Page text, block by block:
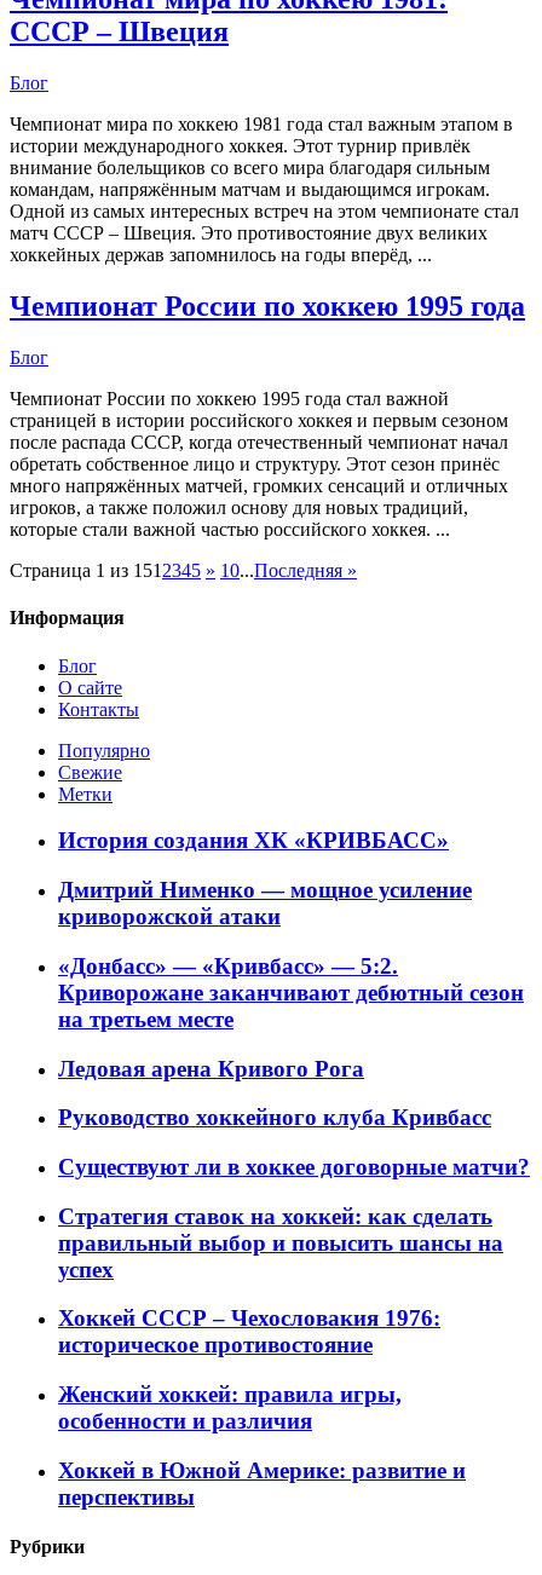
СССР – Швеция
Блог
Чемпионат мира по хоккею 1981 года стал важным этапом в
истории международного хоккея. Этот турнир привлёк
внимание болельщиков со всего мира благодаря сильным
командам, напряжённым матчам и выдающимся игрокам.
Одной из самых интересных встреч на этом чемпионате стал
матч СССР – Швеция. Это противостояние двух великих
хоккейных держав запомнилось на годы вперёд, ...
Чемпионат России по хоккею 1995 года
Блог
Чемпионат России по хоккею 1995 года стал важной
страницей в истории российского хоккея и первым сезоном
после распада СССР, когда отечественный чемпионат начал
обретать собственное лицо и структуру. Этот сезон принёс
много напряжённых матчей, громких сенсаций и отличных
игроков, а также положил основу для новых традиций,
которые стали важной частью российского хоккея. ...
Страница 1 из 151 2345 » 10...Последняя »
Информация
Блог
О сайте
Контакты
Популярно
Свежие
Метки
История создания ХК «КРИВБАСС»
Дмитрий Нименко — мощное усиление
криворожской атаки
«Донбасс» — «Кривбасс» — 5:2.
Криворожане заканчивают дебютный сезон
на третьем месте
Ледовая арена Кривого Рога
Руководство хоккейного клуба Кривбасс
Существуют ли в хоккее договорные матчи?
Стратегия ставок на хоккей: как сделать
правильный выбор и повысить шансы на
успех
Хоккей СССР – Чехословакия 1976:
историческое противостояние
Женский хоккей: правила игры,
особенности и различия
Хоккей в Южной Америке: развитие и
перспективы
Рубрики